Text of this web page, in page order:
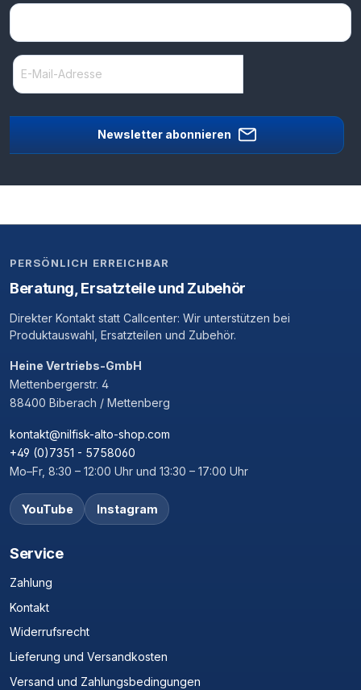
Newsletter abonnieren
PERSÖNLICH ERREICHBAR
Beratung, Ersatzteile und Zubehör
Direkter Kontakt statt Callcenter: Wir unterstützen bei
Produktauswahl, Ersatzteilen und Zubehör.
Heine Vertriebs-GmbH
Mettenbergerstr. 4
88400 Biberach / Mettenberg
kontakt@nilfisk-alto-shop.com
+49 (0)7351 - 5758060
Mo–Fr, 8:30 – 12:00 Uhr und 13:30 – 17:00 Uhr
YouTube Instagram
Service
Zahlung
Kontakt
Widerrufsrecht
Lieferung und Versandkosten
Versand und Zahlungsbedingungen